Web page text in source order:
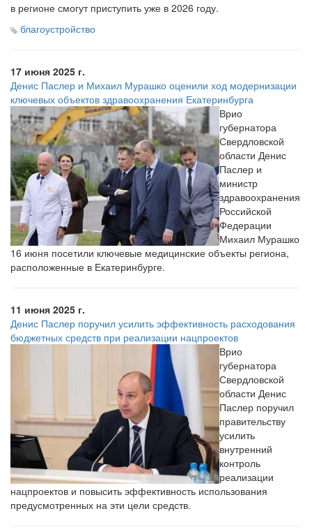
в регионе смогут приступить уже в 2026 году.
благоустройство
17 июня 2025 г.
Денис Паслер и Михаил Мурашко оценили ход модернизации
ключевых объектов здравоохранения Екатеринбурга
Врио
губернатора
Свердловской
области Денис
Паслер и
министр
здравоохранения
Российской
Федерации
Михаил Мурашко
16 июня посетили ключевые медицинские объекты региона,
расположенные в Екатеринбурге.
11 июня 2025 г.
Денис Паслер поручил усилить эффективность расходования
бюджетных средств при реализации нацпроектов
Врио
губернатора
Свердловской
области Денис
Паслер поручил
правительству
усилить
внутренний
контроль
реализации
нацпроектов и повысить эффективность использования
предусмотренных на эти цели средств.